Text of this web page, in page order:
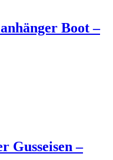
Boot –
Gusseisen –